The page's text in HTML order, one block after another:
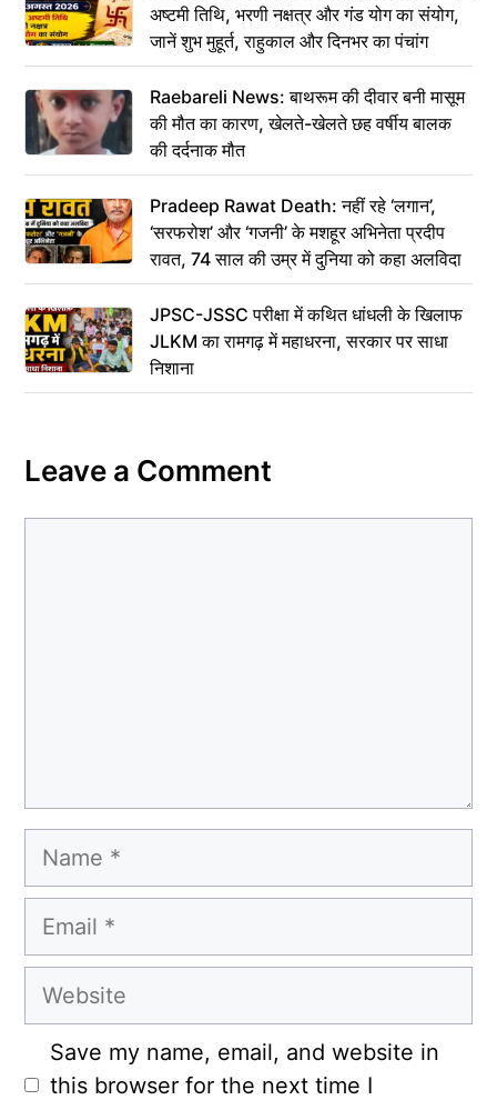
अष्टमी तिथि, भरणी नक्षत्र और गंड योग का संयोग,
जानें शुभ मुहूर्त, राहुकाल और दिनभर का पंचांग
Raebareli News: बाथरूम की दीवार बनी मासूम
की मौत का कारण, खेलते-खेलते छह वर्षीय बालक
की दर्दनाक मौत
Pradeep Rawat Death: नहीं रहे ‘लगान’,
‘सरफरोश’ और ‘गजनी’ के मशहूर अभिनेता प्रदीप
रावत, 74 साल की उम्र में दुनिया को कहा अलविदा
JPSC-JSSC परीक्षा में कथित धांधली के खिलाफ
JLKM का रामगढ़ में महाधरना, सरकार पर साधा
निशाना
Leave a Comment
Name
Email
Website
Save my name, email, and website in
this browser for the next time I